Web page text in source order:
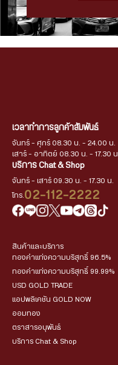
เวลาทำการลูกค้าสัมพันธ์
จันทร์ - ศุกร์ 08.30 น. - 24.00 น.
เสาร์ - อาทิตย์ 08.30 น. - 17.30 น.
บริการ Chat & Shop
จันทร์ - เสาร์ 09.30 น. - 17.30 น.
โทร. 02-112-2222
สินค้าและบริการ
ทองคำแท่งความบริสุทธิ์ 96.5%
ทองคำแท่งความบริสุทธิ์ 99.99%
USD GOLD TRADE
แอปพลิเคชัน GOLD NOW
ออมทอง
ตราสารอนุพันธ์
บริการ Chat & Shop